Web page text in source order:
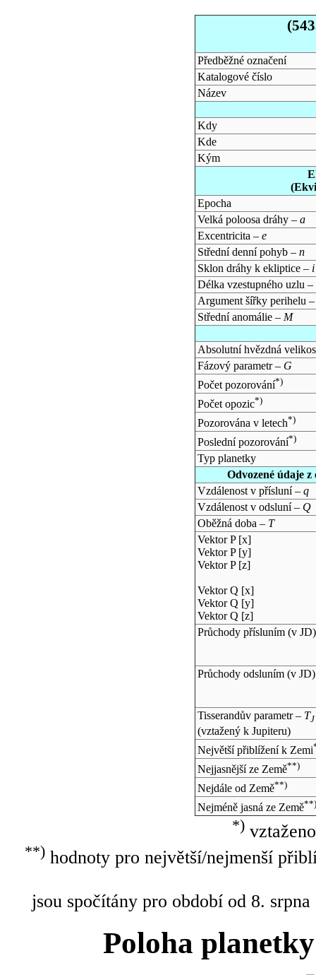
Předběžné označení
Katalogové číslo
Název
Kdy
Kde
Kým
Epocha
Velká poloosa dráhy – a
Excentricita – e
Střední denní pohyb – n
Sklon dráhy k ekliptice – i
Délka vzestupného uzlu –
Argument šířky perihelu
Střední anomálie – M
Absolutní hvězdná
Fázový parametr – G
Počet pozorování*)
Počet opozic*)
Pozorována v letech*)
Poslední pozorování*)
Typ planetky
Odvozené údaje
Vzdálenost v přísluní – q
Vzdálenost v odsluní – Q
Oběžná doba – T
Vektor P [x]
Vektor P [y]
Vektor P [z]
Vektor Q [x]
Vektor Q [y]
Vektor Q [z]
Průchody přísluním (v JD)
Průchody odsluním (v JD)
Tisserandův parametr – TJ
(vztažený k Jupiteru)
Největší přiblížení k Zemi
Nejjasnější ze Země**)
Nejdále od Země**)
Nejméně jasná ze Země**)
*)
**)hodnoty pro největší/nejmenší
jsou spočítány pro období od 8.
Poloha